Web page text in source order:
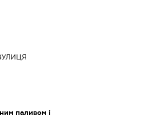
паливом і